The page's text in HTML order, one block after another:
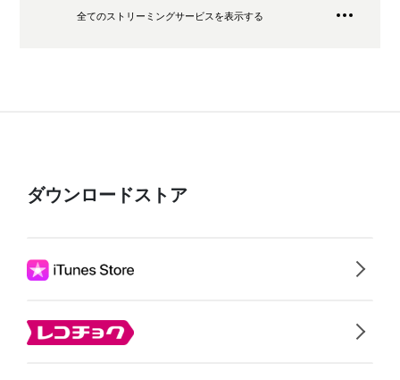
全てのストリーミングサービスを表示する
ダウンロードストア